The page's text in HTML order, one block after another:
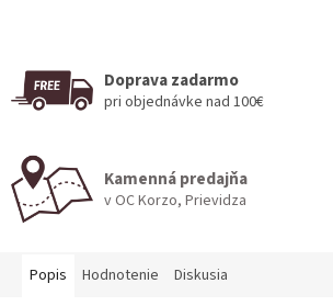
Doprava zadarmo
pri objednávke nad 100€
Kamenná predajňa
v OC Korzo, Prievidza
Popis Hodnotenie Diskusia